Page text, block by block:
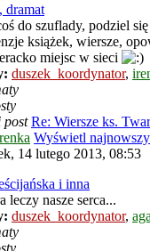
dramat
do szuflady, podziel
książek, wiersze,
miejsc w sieci
duszek_koordynator,
post Re: Wiersze ks.
Wyświetl
14 lutego 2013, 08:53
i inna
leczy nasze serca...
duszek_koordynator, aga